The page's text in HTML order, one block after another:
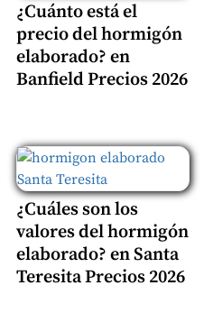
¿Cuánto está el
precio del hormigón
elaborado? en
Banfield Precios 2026
¿Cuáles son los
valores del hormigón
elaborado? en Santa
Teresita Precios 2026